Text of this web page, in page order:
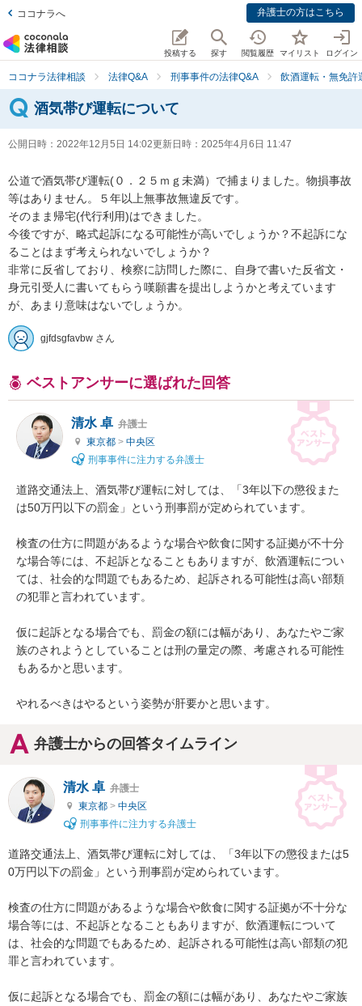
ココナラへ 弁護士の方はこちら
投稿する 探す 閲覧履歴 マイリスト ログイン
ココナラ法律相談 法律Q&A 刑事事件の法律Q&A 飲酒運転・無免許
酒気帯び運転について
公開日時： 2022年12月5日 14:02更新日時： 2025年4月6日 11:47
公道で酒気帯び運転(０．２５ｍｇ未満）で捕まりました。物損事故
等はありません。５年以上無事故無違反です。
そのまま帰宅(代行利用)はできました。
今後ですが、略式起訴になる可能性が高いでしょうか？不起訴にな
ることはまず考えられないでしょうか？
非常に反省しており、検察に訪問した際に、自身で書いた反省文・
身元引受人に書いてもらう嘆願書を提出しようかと考えています
が、あまり意味はないでしょうか。
gjfdsgfavbw さん
ベストアンサーに選ばれた回答
清水 卓 弁護士
東京都 > 中央区
刑事事件に注力する弁護士
道路交通法上、酒気帯び運転に対しては、「3年以下の懲役また
は50万円以下の罰金」という刑事罰が定められています。
検査の仕方に問題があるような場合や飲食に関する証拠が不十分
な場合等には、不起訴となることもありますが、飲酒運転につい
ては、社会的な問題でもあるため、起訴される可能性は高い部類
の犯罪と言われています。
仮に起訴となる場合でも、罰金の額には幅があり、あなたやご家
族のされようとしていることは刑の量定の際、考慮される可能性
もあるかと思います。
やれるべきはやるという姿勢が肝要かと思います。
弁護士からの回答タイムライン
清水 卓 弁護士
東京都 > 中央区
刑事事件に注力する弁護士
道路交通法上、酒気帯び運転に対しては、「3年以下の懲役または5
0万円以下の罰金」という刑事罰が定められています。
検査の仕方に問題があるような場合や飲食に関する証拠が不十分な
場合等には、不起訴となることもありますが、飲酒運転について
は、社会的な問題でもあるため、起訴される可能性は高い部類の犯
罪と言われています。
仮に起訴となる場合でも、罰金の額には幅があり、あなたやご家族